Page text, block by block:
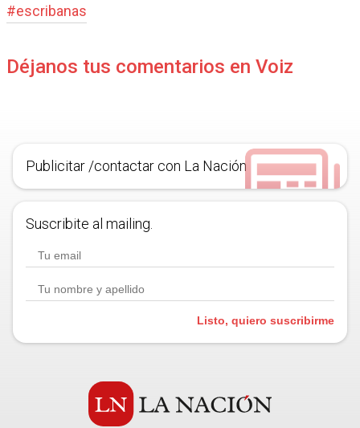
#escribanas
Déjanos tus comentarios en Voiz
Publicitar /contactar con La Nación
Suscribite al mailing.
Listo, quiero suscribirme